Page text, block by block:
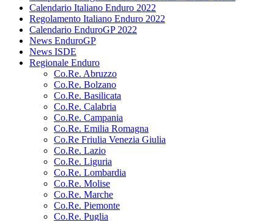
Calendario Italiano Enduro 2022
Regolamento Italiano Enduro 2022
Calendario EnduroGP 2022
News EnduroGP
News ISDE
Regionale Enduro
Co.Re. Abruzzo
Co.Re. Bolzano
Co.Re. Basilicata
Co.Re. Calabria
Co.Re. Campania
Co.Re. Emilia Romagna
Co.Re Friulia Venezia Giulia
Co.Re. Lazio
Co.Re. Liguria
Co.Re. Lombardia
Co.Re. Molise
Co.Re. Marche
Co.Re. Piemonte
Co.Re. Puglia